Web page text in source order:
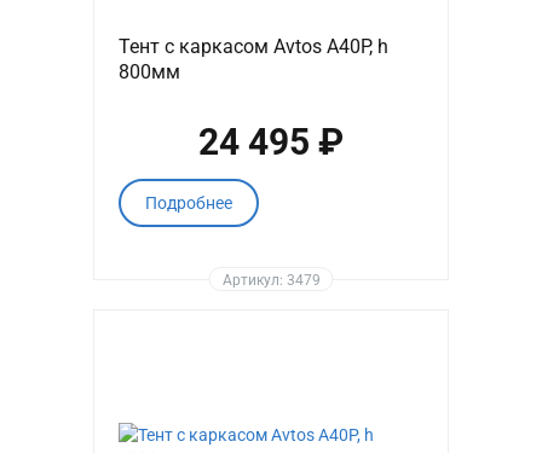
Тент с каркасом Avtos A40P, h
800мм
24 495 ₽
Подробнее
Артикул: 3479